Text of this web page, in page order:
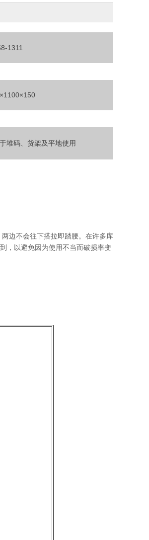
1311
堆码、货架及平地使用
边不会往下搭拉即踏腰。在许多库
，以避免因为使用不当而破损率变